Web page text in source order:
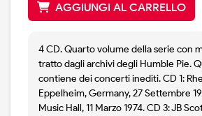
AGGIUNGI AL CARRELLO
4 CD. Quarto volume della serie con
tratto dagli archivi degli Humble Pie.
contiene dei concerti inediti. CD 1:
Eppelheim, Germany, 27 Settembre
Music Hall, 11 Marzo 1974. CD 3: JB